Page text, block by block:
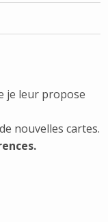
je leur propose
nouvelles cartes.